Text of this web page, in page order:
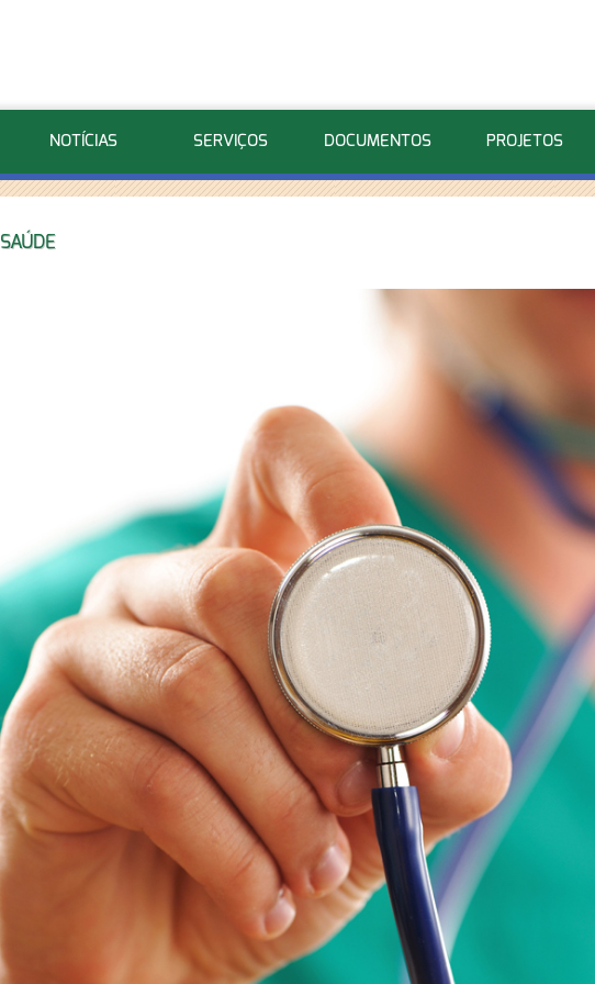
NOTÍCIAS SERVIÇOS DOCUMENTOS PROJETOS
SAÚDE